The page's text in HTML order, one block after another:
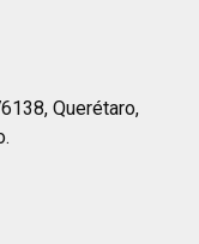
Querétaro,